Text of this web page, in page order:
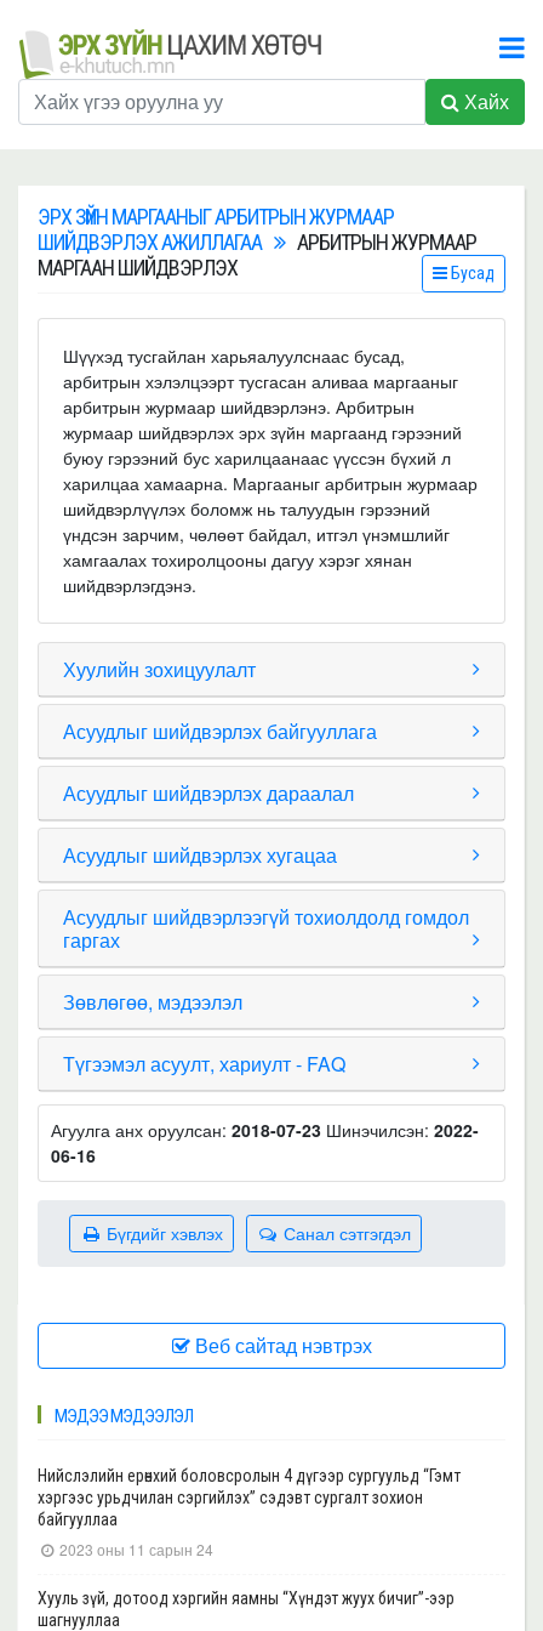
Хайх
ЭРХ ЗҮЙН МАРГААНЫГ АРБИТРЫН ЖУРМААР
ШИЙДВЭРЛЭХ АЖИЛЛАГАА
АРБИТРЫН ЖУРМААР
МАРГААН ШИЙДВЭРЛЭХ
Бусад
Шүүхэд тусгайлан харьяалуулснаас бусад,
арбитрын хэлэлцээрт тусгасан аливаа маргааныг
арбитрын журмаар шийдвэрлэнэ. Арбитрын
журмаар шийдвэрлэх эрх зүйн маргаанд гэрээний
буюу гэрээний бус харилцаанаас үүссэн бүхий л
харилцаа хамаарна. Маргааныг арбитрын журмаар
шийдвэрлүүлэх боломж нь талуудын гэрээний
үндсэн зарчим, чөлөөт байдал, итгэл үнэмшлийг
хамгаалах тохиролцооны дагуу хэрэг хянан
шийдвэрлэгдэнэ.
Хуулийн зохицуулалт
Асуудлыг шийдвэрлэх байгууллага
Асуудлыг шийдвэрлэх дараалал
Асуудлыг шийдвэрлэх хугацаа
Асуудлыг шийдвэрлээгүй тохиолдолд гомдол
гаргах
Зөвлөгөө, мэдээлэл
Түгээмэл асуулт, хариулт - FAQ
Агуулга анх оруулсан: 2018-07-23 Шинэчилсэн: 2022-
06-16
Санал сэтгэгдэл
Бүгдийг хэвлэх
Веб сайтад нэвтрэх
МЭДЭЭ МЭДЭЭЛЭЛ
Нийслэлийн ерөнхий боловсролын 4 дүгээр сургуульд “Гэмт
хэргээс урьдчилан сэргийлэх” сэдэвт сургалт зохион
байгууллаа
2023 оны 11 сарын 24
Хууль зүй, дотоод хэргийн яамны “Хүндэт жуух бичиг”-ээр
шагнууллаа